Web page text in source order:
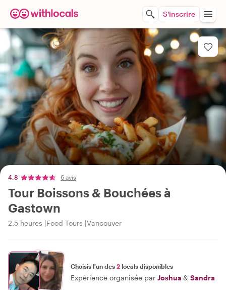
S'inscrire
4,8 6 avis
Tour Boissons & Bouchées à
Gastown
2.5 heures Food Tours Vancouver
Choisis l'un des 2 locals disponibles
Expérience organisée par Joshua & Sandra